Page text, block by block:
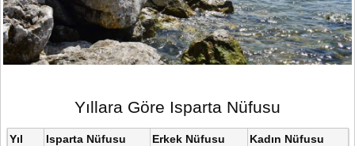
Yıllara Göre Isparta Nüfusu
Yıl Isparta Nüfusu Erkek Nüfusu
Kadın Nüfusu